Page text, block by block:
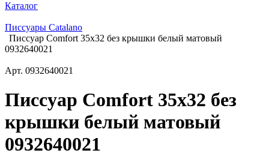
Каталог
Писсуары Catalano
Писсуар Comfort 35x32 без крышки белый матовый
0932640021
Арт. 0932640021
Писсуар Comfort 35x32 без
крышки белый матовый
0932640021